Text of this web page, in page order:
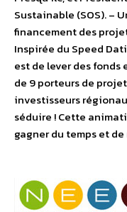
Sustainable (SOS). –
financement des
Inspirée du Speed
est de lever des fonds
de 9 porteurs de
investisseurs
séduire ! Cette
gagner du temps et